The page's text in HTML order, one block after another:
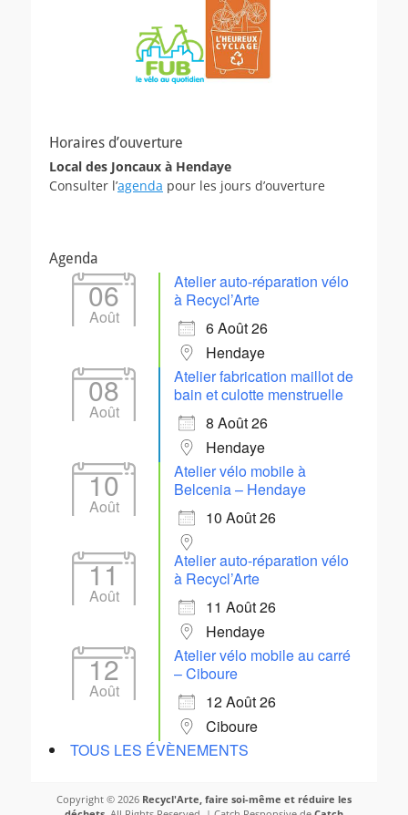
Horaires d’ouverture
Local des Joncaux à Hendaye
Consulter l’agenda pour les jours d’ouverture
Agenda
06
Août
Atelier auto-réparation vélo
à Recycl’Arte
6 Août 26
Hendaye
08
Août
Atelier fabrication maillot de
bain et culotte menstruelle
8 Août 26
Hendaye
10
Août
Atelier vélo mobile à
Belcenia – Hendaye
10 Août 26
11
Août
Atelier auto-réparation vélo
à Recycl’Arte
11 Août 26
Hendaye
12
Août
Atelier vélo mobile au carré
– Ciboure
12 Août 26
Ciboure
TOUS LES ÉVÈNEMENTS
Copyright © 2026 Recycl'Arte, faire soi-même et réduire les